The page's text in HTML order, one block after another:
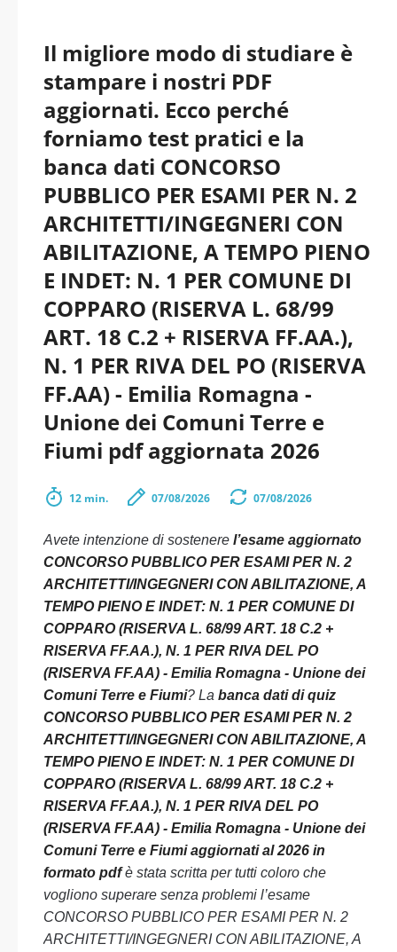
Il migliore modo di studiare è
stampare i nostri PDF
aggiornati. Ecco perché
forniamo test pratici e la
banca dati CONCORSO
PUBBLICO PER ESAMI PER N. 2
ARCHITETTI/INGEGNERI CON
ABILITAZIONE, A TEMPO PIENO
E INDET: N. 1 PER COMUNE DI
COPPARO (RISERVA L. 68/99
ART. 18 C.2 + RISERVA FF.AA.),
N. 1 PER RIVA DEL PO (RISERVA
FF.AA) - Emilia Romagna -
Unione dei Comuni Terre e
Fiumi pdf aggiornata 2026
12 min. 07/08/2026 07/08/2026
Avete intenzione di sostenere l’esame aggiornato
CONCORSO PUBBLICO PER ESAMI PER N. 2
ARCHITETTI/INGEGNERI CON ABILITAZIONE, A
TEMPO PIENO E INDET: N. 1 PER COMUNE DI
COPPARO (RISERVA L. 68/99 ART. 18 C.2 +
RISERVA FF.AA.), N. 1 PER RIVA DEL PO
(RISERVA FF.AA) - Emilia Romagna - Unione dei
Comuni Terre e Fiumi? La banca dati di quiz
CONCORSO PUBBLICO PER ESAMI PER N. 2
ARCHITETTI/INGEGNERI CON ABILITAZIONE, A
TEMPO PIENO E INDET: N. 1 PER COMUNE DI
COPPARO (RISERVA L. 68/99 ART. 18 C.2 +
RISERVA FF.AA.), N. 1 PER RIVA DEL PO
(RISERVA FF.AA) - Emilia Romagna - Unione dei
Comuni Terre e Fiumi aggiornati al 2026 in
formato pdfè stata scritta per tutti coloro che
vogliono superare senza problemi l’esame
CONCORSO PUBBLICO PER ESAMI PER N. 2
ARCHITETTI/INGEGNERI CON ABILITAZIONE, A